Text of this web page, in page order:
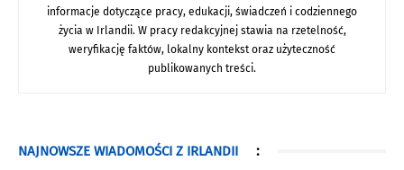
informacje dotyczące pracy, edukacji, świadczeń i codziennego
życia w Irlandii. W pracy redakcyjnej stawia na rzetelność,
weryfikację faktów, lokalny kontekst oraz użyteczność
publikowanych treści.
NAJNOWSZE WIADOMOŚCI Z IRLANDII :